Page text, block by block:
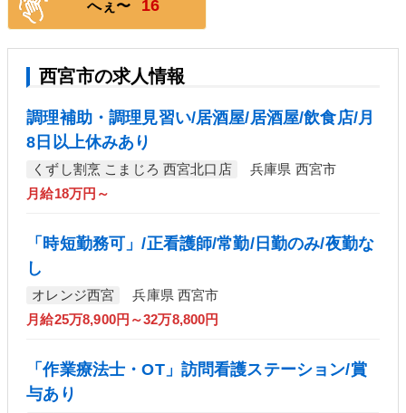
へぇ〜 16
西宮市の求人情報
調理補助・調理見習い/居酒屋/居酒屋/飲食店/月
8日以上休みあり
くずし割烹 こまじろ 西宮北口店
兵庫県 西宮市
月給18万円～
「時短勤務可」/正看護師/常勤/日勤のみ/夜勤な
し
オレンジ西宮
兵庫県 西宮市
月給25万8,900円～32万8,800円
「作業療法士・OT」訪問看護ステーション/賞
与あり